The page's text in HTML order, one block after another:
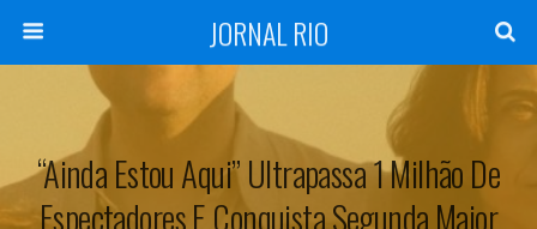
JORNAL RIO
“Ainda Estou Aqui” Ultrapassa 1 Milhão De
Espectadores E Conquista Segunda Maior